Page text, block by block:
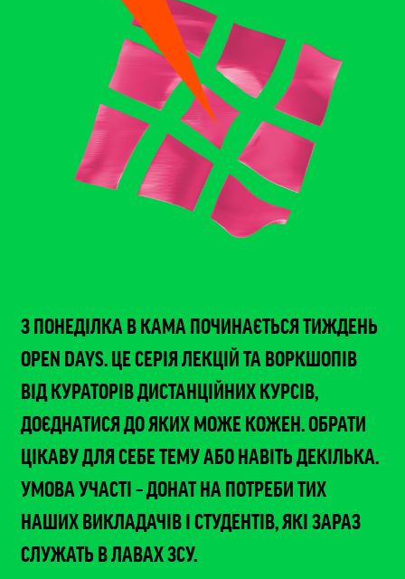
З ПОНЕДІЛКА В КАМА ПОЧИНАЄТЬСЯ ТИЖДЕНЬ
OPEN DAYS. ЦЕ СЕРІЯ ЛЕКЦІЙ ТА ВОРКШОПІВ
ВІД КУРАТОРІВ ДИСТАНЦІЙНИХ КУРСІВ,
ДОЄДНАТИСЯ ДО ЯКИХ МОЖЕ КОЖЕН. ОБРАТИ
ЦІКАВУ ДЛЯ СЕБЕ ТЕМУ АБО НАВІТЬ ДЕКІЛЬКА.
УМОВА УЧАСТІ – ДОНАТ НА ПОТРЕБИ ТИХ
НАШИХ ВИКЛАДАЧІВ І СТУДЕНТІВ, ЯКІ ЗАРАЗ
СЛУЖАТЬ В ЛАВАХ ЗСУ.